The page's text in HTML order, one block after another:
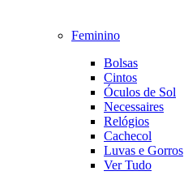
Feminino
Bolsas
Cintos
Óculos de Sol
Necessaires
Relógios
Cachecol
Luvas e Gorros
Ver Tudo